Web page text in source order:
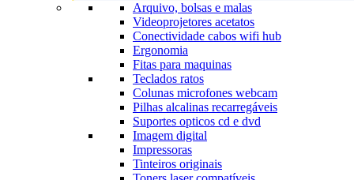
Arquivo, bolsas e malas
Videoprojetores acetatos
Conectividade cabos wifi hub
Ergonomia
Fitas para maquinas
Teclados ratos
Colunas microfones webcam
Pilhas alcalinas recarregáveis
Suportes opticos cd e dvd
Imagem digital
Impressoras
Tinteiros originais